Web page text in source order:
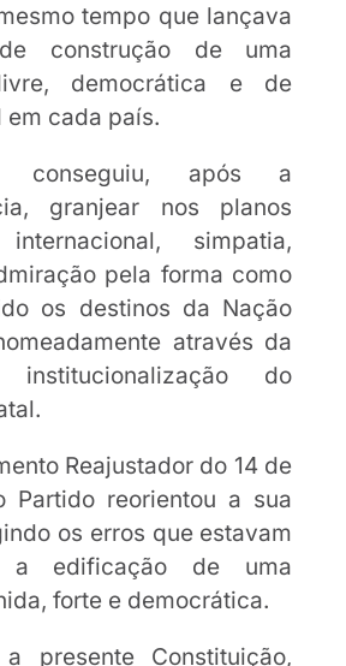
tempo que lançava
construção de uma
democrática e de
cada país.
conseguiu, após a
granjear nos planos
simpatia,
pela forma como
os destinos da Nação
através da
do
Reajustador do 14 de
Partido reorientou a sua
os erros que estavam
a edificação de uma
forte e democrática.
presente Constituição,